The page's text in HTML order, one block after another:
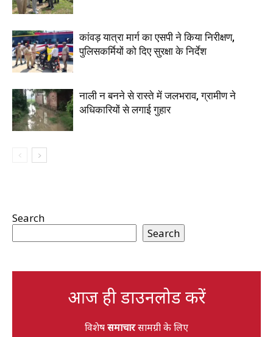
कांवड़ यात्रा मार्ग का एसपी ने किया निरीक्षण,
पुलिसकर्मियों को दिए सुरक्षा के निर्देश
नाली न बनने से रास्ते में जलभराव, ग्रामीण ने
अधिकारियों से लगाई गुहार
Search
Search
आज ही डाउनलोड करें
विशेषसमाचारसामग्री के लिए